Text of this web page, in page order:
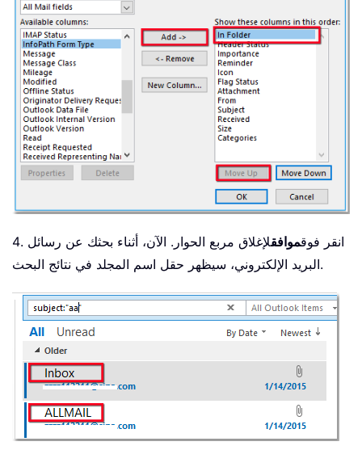
4. انقر فوقموافقلإغلاق مربع الحوار. الآن، أثناء بحثك عن رسائل
البريد الإلكتروني، سيظهر حقل اسم المجلد في نتائج البحث.